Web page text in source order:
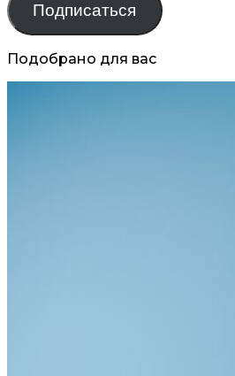
Подписаться
Подобрано для вас